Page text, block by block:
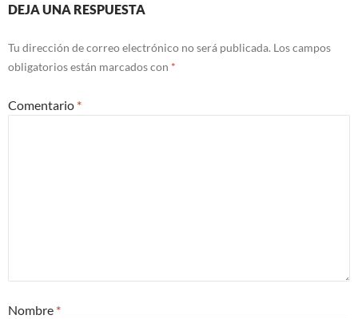
DEJA UNA RESPUESTA
Tu dirección de correo electrónico no será publicada. Los campos
obligatorios están marcados con *
Comentario *
Nombre *